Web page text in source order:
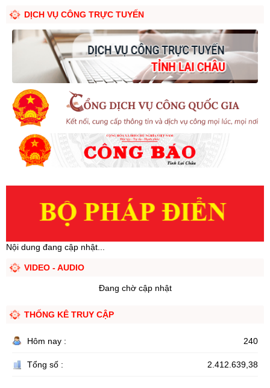
DỊCH VỤ CÔNG TRỰC TUYẾN
Nội dung đang cập nhật...
VIDEO - AUDIO
Đang chờ cập nhật
THỐNG KÊ TRUY CẬP
Hôm nay : 240
Tổng số : 2.412.639,38